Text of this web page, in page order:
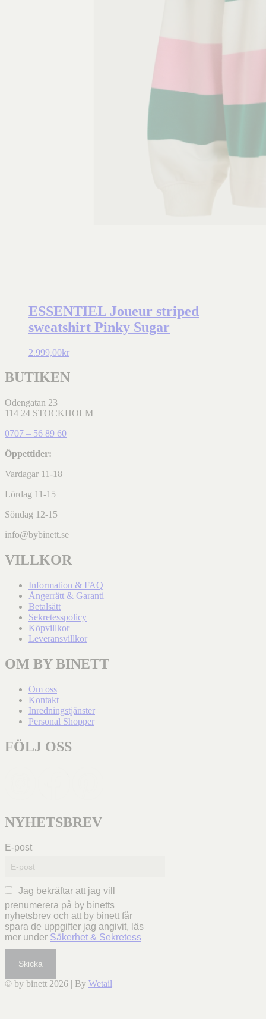
ESSENTIEL Joueur striped
sweatshirt Pinky Sugar
2.999,00kr
BUTIKEN
Odengatan 23
114 24 STOCKHOLM
0707 – 56 89 60
Öppettider:
Vardagar 11-18
Lördag 11-15
Söndag 12-15
info@bybinett.se
VILLKOR
Information & FAQ
Ångerrätt & Garanti
Betalsätt
Sekretesspolicy
Köpvillkor
Leveransvillkor
OM BY BINETT
Om oss
Kontakt
Inredningstjänster
Personal Shopper
FÖLJ OSS
NYHETSBREV
E-post
Jag bekräftar att jag vill
prenumerera på by binetts
nyhetsbrev och att by binett får
spara de uppgifter jag angivit, läs
mer under Säkerhet & Sekretess
Skicka
© by binett 2026 | By Wetail